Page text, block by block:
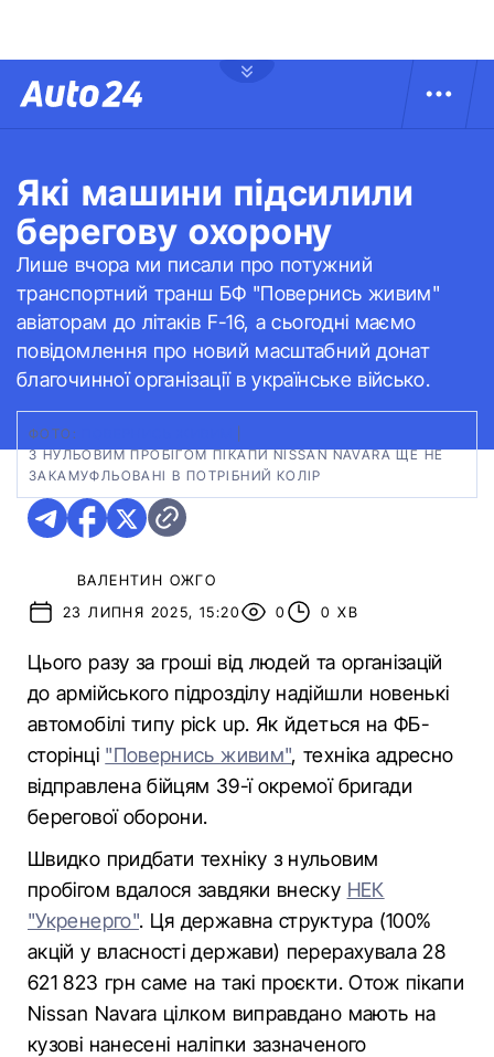
Які машини підсилили
берегову охорону
Лише вчора ми писали про потужний
транспортний транш БФ "Повернись живим"
авіаторам до літаків F-16, а сьогодні маємо
повідомлення про новий масштабний донат
благочинної організації в українське військо.
ФОТО:
З НУЛЬОВИМ ПРОБІГОМ ПІКАПИ NISSAN NAVARA ЩЕ НЕ
ЗАКАМУФЛЬОВАНІ В ПОТРІБНИЙ КОЛІР
ВАЛЕНТИН ОЖГО
23 ЛИПНЯ 2025, 15:20
0 0 ХВ
Цього разу за гроші від людей та організацій
до армійського підрозділу надійшли новенькі
автомобілі типу pick up. Як йдеться на ФБ-
сторінці "Повернись живим", техніка адресно
відправлена бійцям 39-ї окремої бригади
берегової оборони.
Швидко придбати техніку з нульовим
пробігом вдалося завдяки внеску НЕК
"Укренерго". Ця державна структура (100%
акцій у власності держави) перерахувала 28
621 823 грн саме на такі проєкти. Отож пікапи
Nissan Navara цілком виправдано мають на
кузові нанесені наліпки зазначеного